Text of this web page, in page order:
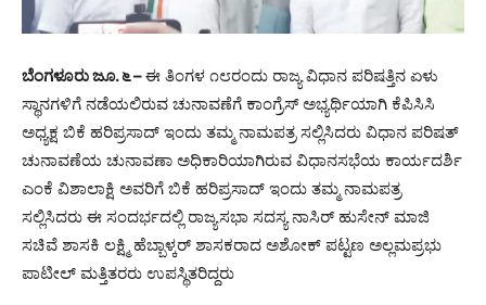
ಬೆಂಗಳೂರು ಜೂ. ೬ –ಈ ತಿಂಗಳ ೧೮ರಂದು ರಾಜ್ಯ ವಿಧಾನ ಪರಿಷತ್ತಿನ ಏಳು
ಸ್ಥಾನಗಳಿಗೆ ನಡೆಯಲಿರುವ ಚುನಾವಣೆಗೆ ಕಾಂಗ್ರೆಸ್ ಅಭ್ಯರ್ಥಿಯಾಗಿ ಕೆಪಿಸಿಸಿ
ಅಧ್ಯಕ್ಷ ಬಿಕೆ ಹರಿಪ್ರಸಾದ್ ಇಂದು ತಮ್ಮ ನಾಮಪತ್ರ ಸಲ್ಲಿಸಿದರು ವಿಧಾನ ಪರಿಷತ್
ಚುನಾವಣೆಯ ಚುನಾವಣಾ ಅಧಿಕಾರಿಯಾಗಿರುವ ವಿಧಾನಸಭೆಯ ಕಾರ್ಯದರ್ಶಿ
ಎಂಕೆ ವಿಶಾಲಾಕ್ಷಿ ಅವರಿಗೆ ಬಿಕೆ ಹರಿಪ್ರಸಾದ್ ಇಂದು ತಮ್ಮ ನಾಮಪತ್ರ
ಸಲ್ಲಿಸಿದರು ಈ ಸಂದರ್ಭದಲ್ಲಿ ರಾಜ್ಯಸಭಾ ಸದಸ್ಯ ನಾಸಿರ್ ಹುಸೇನ್ ಮಾಜಿ
ಸಚಿವೆ ಶಾಸಕಿ ಲಕ್ಷ್ಮಿ ಹೆಬ್ಬಾಳ್ಕರ್ ಶಾಸಕರಾದ ಅಶೋಕ್ ಪಟ್ಟಣ ಅಲ್ಲಮಪ್ರಭು
ಪಾಟೀಲ್ ಮತ್ತಿತರರು ಉಪಸ್ಥಿತರಿದ್ದರು